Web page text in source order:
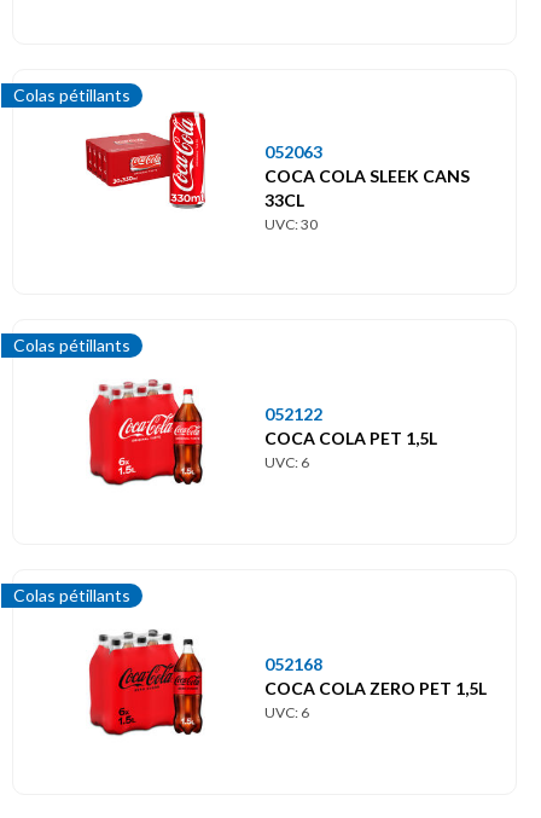
Colas pétillants
052063
COCA COLA SLEEK CANS
33CL
UVC: 30
Colas pétillants
052122
COCA COLA PET 1,5L
UVC: 6
Colas pétillants
052168
COCA COLA ZERO PET 1,5L
UVC: 6